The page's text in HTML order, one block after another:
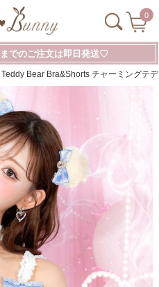
0
でのご注文は即日発送♡
Bear Bra&Shorts チャーミングテ